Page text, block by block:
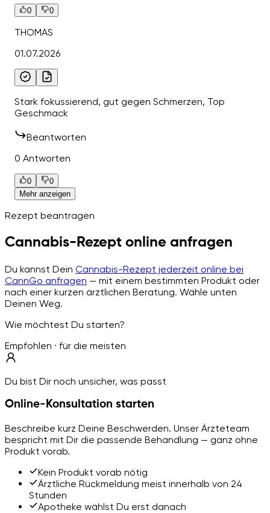
0 0
THOMAS
01.07.2026
Stark fokussierend, gut gegen Schmerzen, Top
Geschmack
Beantworten
0 Antworten
0
0
Mehr anzeigen
Rezept beantragen
Cannabis-Rezept online anfragen
Du kannst Dein Cannabis-Rezept jederzeit online bei
CannGo anfragen — mit einem bestimmten Produkt oder
nach einer kurzen ärztlichen Beratung. Wähle unten
Deinen Weg.
Wie möchtest Du starten?
Empfohlen · für die meisten
Du bist Dir noch unsicher, was passt
Online-Konsultation starten
Beschreibe kurz Deine Beschwerden. Unser Ärzteteam
bespricht mit Dir die passende Behandlung — ganz ohne
Produkt vorab.
Kein Produkt vorab nötig
Ärztliche Rückmeldung meist innerhalb von 24
Stunden
Apotheke wählst Du erst danach